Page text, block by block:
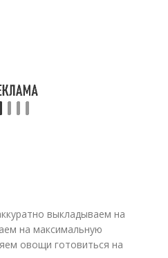
выкладываем на
на максимальную
овощи готовиться на